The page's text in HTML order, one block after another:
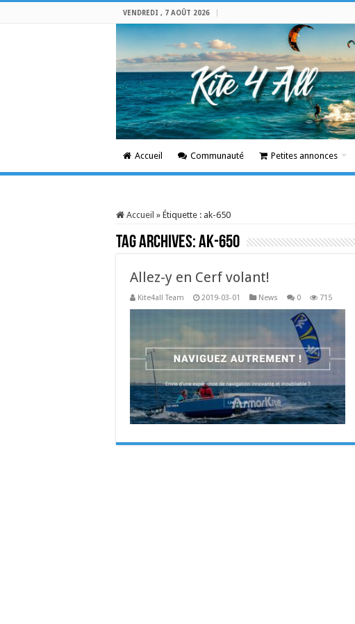
VENDREDI , 7 AOÛT 2026
Accueil Communauté Petites annonces
Accueil » Étiquette : ak-650
Tag Archives:ak-650
Allez-y en Cerf volant!
Kite4all Team 2019-03-01 News 0 715